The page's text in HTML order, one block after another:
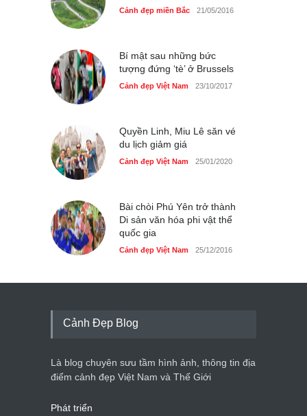
Cảnh đẹp miền Bắc 21/05/2016
Bí mật sau những bức
tượng đứng ‘tè’ ở Brussels
Cảnh đẹp Việt Nam 23/10/2017
Quyền Linh, Miu Lê săn vé
du lịch giảm giá
Cảnh đẹp Việt Nam 25/01/2020
Bài chòi Phú Yên trở thành
Di sản văn hóa phi vật thể
quốc gia
Cảnh đẹp Việt Nam 25/12/2016
Cảnh Đẹp Blog
Là blog chuyên sưu tầm hình ảnh, thông tin địa
điểm cảnh đẹp Việt Nam và Thế Giới
Phát triển